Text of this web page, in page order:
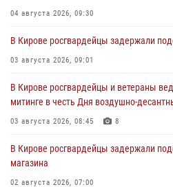
04 августа 2026, 09:30
В Кирове росгвардейцы задержали
03 августа 2026, 09:01
В Кирове росгвардейцы и ветераны
митинге в честь Дня воздушно-
03 августа 2026, 08:45 8
В Кирове росгвардейцы задержали
магазина
02 августа 2026, 07:00